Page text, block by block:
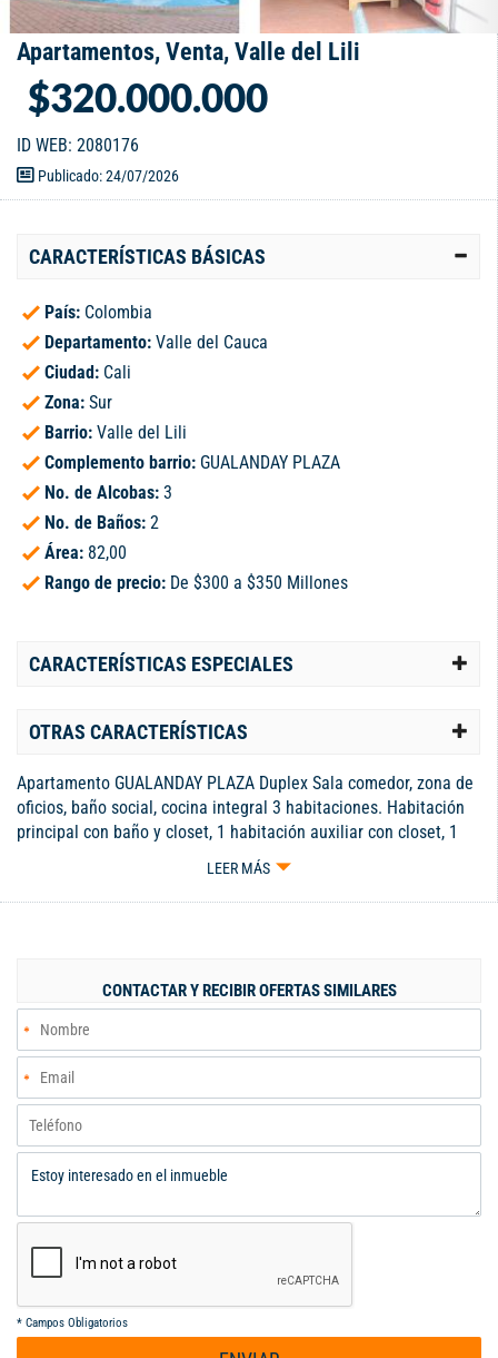
Apartamentos, Venta, Valle del Lili
$320.000.000
ID WEB: 2080176
Publicado: 24/07/2026
CARACTERÍSTICAS BÁSICAS
País: Colombia
Departamento: Valle del Cauca
Ciudad: Cali
Zona: Sur
Barrio: Valle del Lili
Complemento barrio: GUALANDAY PLAZA
No. de Alcobas: 3
No. de Baños: 2
Área: 82,00
Rango de precio: De $300 a $350 Millones
CARACTERÍSTICAS ESPECIALES
OTRAS CARACTERÍSTICAS
Apartamento GUALANDAY PLAZA Duplex Sala comedor, zona de
oficios, baño social, cocina integral 3 habitaciones. Habitación
principal con baño y closet, 1 habitación auxiliar con closet, 1
habitación auxiliar con depósito q puede hacer closet, baño de
Piscinas niños y adultos, zona juegos infantiles, cerca de
LEER MÁS
CONTACTAR Y RECIBIR OFERTAS SIMILARES
* Campos Obligatorios